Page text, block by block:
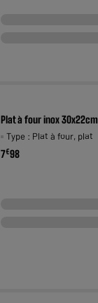
Plat à four inox 30x22cm
Type : Plat à four, plat
7€98